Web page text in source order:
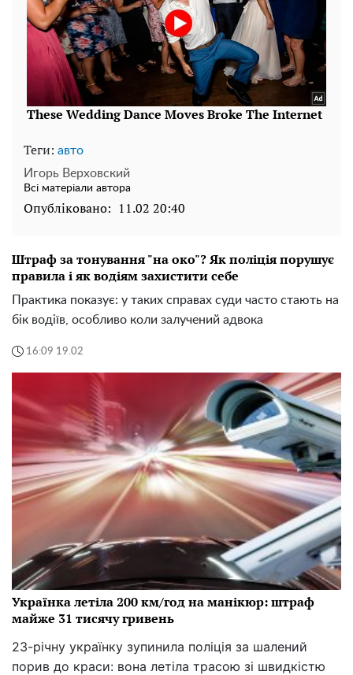
Теги: авто
Игорь Верховский
Всі матеріали автора
Опубліковано: 11.02 20:40
Штраф за тонування "на око"? Як поліція порушує
правила і як водіям захистити себе
Практика показує: у таких справах суди часто стають на
бік водіїв, особливо коли залучений адвока
16:09 19.02
Українка летіла 200 км/год на манікюр: штраф
майже 31 тисячу гривень
23-річну українку зупинила поліція за шалений
порив до краси: вона летіла трасою зі швидкістю